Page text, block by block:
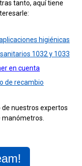
tanto, aquí tiene
higiénicas
1032 y 1033
en cuenta
de recambio
nuestros expertos
manómetros.